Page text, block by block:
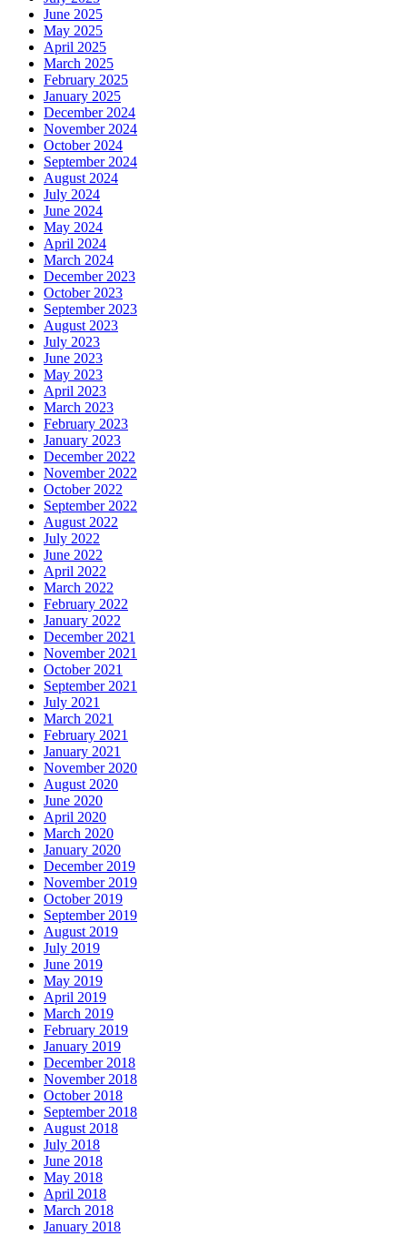
June 2025
May 2025
April 2025
March 2025
February 2025
January 2025
December 2024
November 2024
October 2024
September 2024
August 2024
July 2024
June 2024
May 2024
April 2024
March 2024
December 2023
October 2023
September 2023
August 2023
July 2023
June 2023
May 2023
April 2023
March 2023
February 2023
January 2023
December 2022
November 2022
October 2022
September 2022
August 2022
July 2022
June 2022
April 2022
March 2022
February 2022
January 2022
December 2021
November 2021
October 2021
September 2021
July 2021
March 2021
February 2021
January 2021
November 2020
August 2020
June 2020
April 2020
March 2020
January 2020
December 2019
November 2019
October 2019
September 2019
August 2019
July 2019
June 2019
May 2019
April 2019
March 2019
February 2019
January 2019
December 2018
November 2018
October 2018
September 2018
August 2018
July 2018
June 2018
May 2018
April 2018
March 2018
January 2018